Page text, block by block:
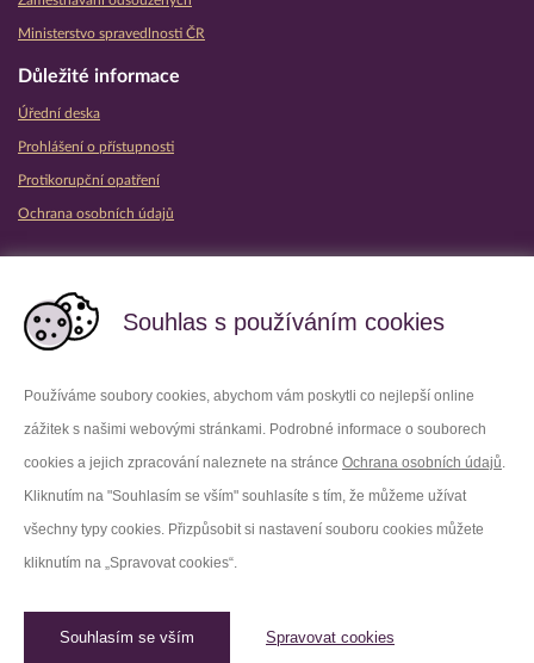
Souhlas s používáním cookies
Používáme soubory cookies, abychom vám poskytli co nejlepší online
zážitek s našimi webovými stránkami. Podrobné informace o souborech
cookies a jejich zpracování naleznete na stránce Ochrana osobních údajů.
Kliknutím na "Souhlasím se vším" souhlasíte s tím, že můžeme užívat
všechny typy cookies. Přizpůsobit si nastavení souboru cookies můžete
kliknutím na „Spravovat cookies“.
Souhlasím se vším Spravovat cookies
Ministerstvo spravedlnosti ČR
Důležité informace
Úřední deska
Prohlášení o přístupnosti
Protikorupční opatření
Ochrana osobních údajů
Facebook Youtube
LinkedIn